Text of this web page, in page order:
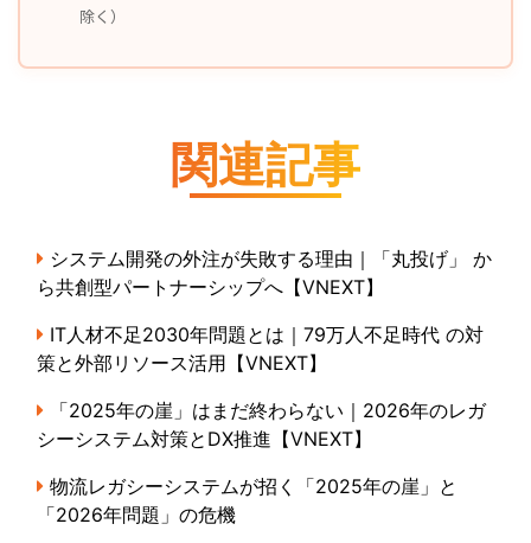
除く）
関連記事
システム開発の外注が失敗する理由｜「丸投げ」 か
ら共創型パートナーシップへ【VNEXT】
IT人材不足2030年問題とは｜79万人不足時代 の対
策と外部リソース活用【VNEXT】
「2025年の崖」はまだ終わらない｜2026年のレガ
シーシステム対策とDX推進【VNEXT】
物流レガシーシステムが招く「2025年の崖」と
「2026年問題」の危機